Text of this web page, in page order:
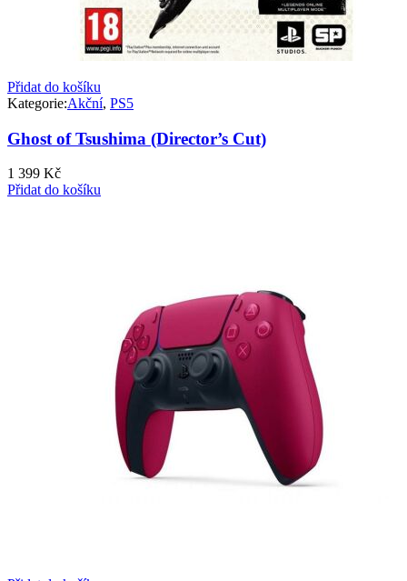
Přidat do košíku
Kategorie:Akční, PS5
Ghost of Tsushima (Director’s Cut)
1 399 Kč
Přidat do košíku